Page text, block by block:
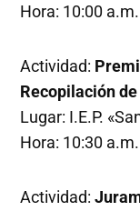
Hora: 10:00 a.m.
Actividad:
Recopilación
Lugar: I.E.P.
Hora: 10:30 a.m.
Actividad: